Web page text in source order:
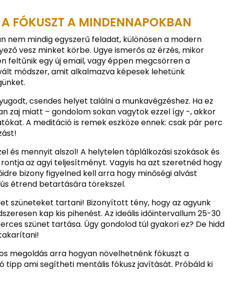
FÓKUSZT A MINDENNAPOKBAN
nem mindig egyszerű feladat, különösen a modern
vesz minket körbe. Ugye ismerős az érzés, mikor
feltűnik egy új email, vagy éppen megcsörren a
módszer, amit alkalmazva képesek lehetünk
csendes helyet találni a munkavégzéshez. Ha ez
zaj miatt – gondolom sokan vagytok ezzel így -, akkor
A meditáció is remek eszköze ennek: csak pár perc
és mennyit alszol! A helytelen táplálkozási szokások és
az agyi teljesítményt. Vagyis ha azt szeretnéd hogy
bizony figyelned kell arra hogy minőségi alvást
étrend betartására törekszel.
szüneteket tartani! Bizonyított tény, hogy az agyunk
kap kis pihenést. Az ideális időintervallum 25-30
szünet tartása. Úgy gondolod túl gyakori ez? De hidd
megoldás arra hogyan növelhetnénk fókuszt a
tipp ami segítheti mentális fókusz javítását. Próbáld ki